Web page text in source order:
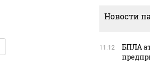
Новости
11:12
БПЛА